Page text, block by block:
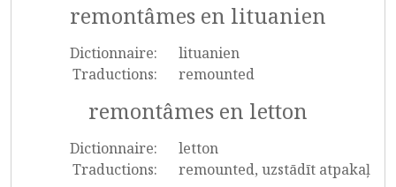
remontâmes en lituanien
Dictionnaire:
lituanien
Traductions:
remounted
remontâmes en letton
Dictionnaire:
letton
Traductions:
remounted, uzstādīt atpakaļ